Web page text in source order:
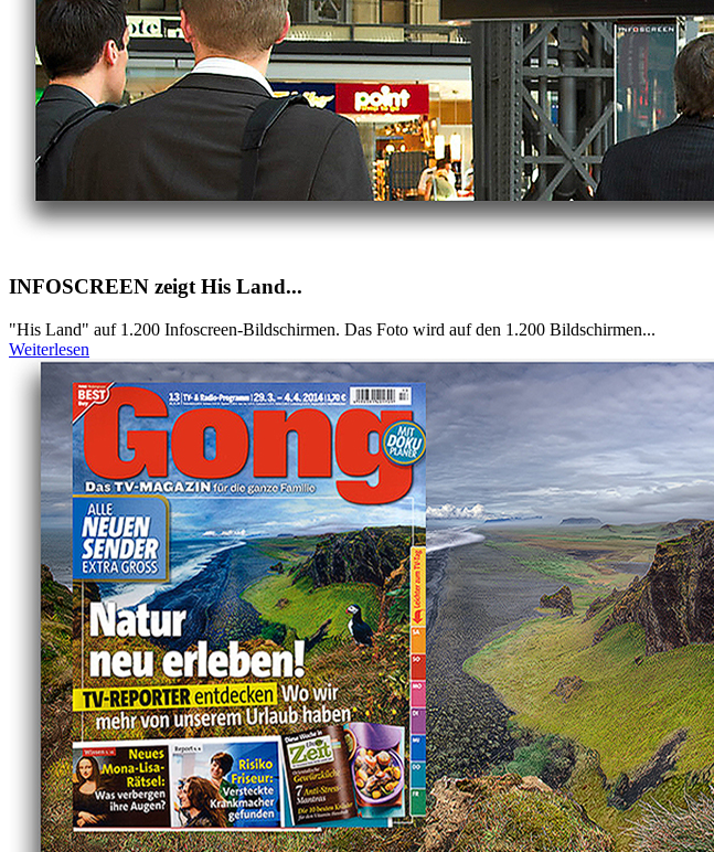
INFOSCREEN zeigt His Land...
"His Land" auf 1.200 Infoscreen-Bildschirmen. Das Foto wird auf den 1.200 Bildschirmen...
Weiterlesen